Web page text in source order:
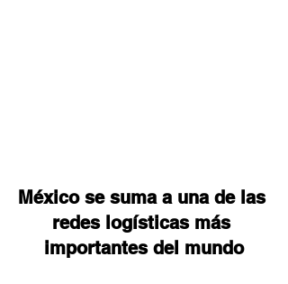
México se suma a una de las
redes logísticas más
importantes del mundo